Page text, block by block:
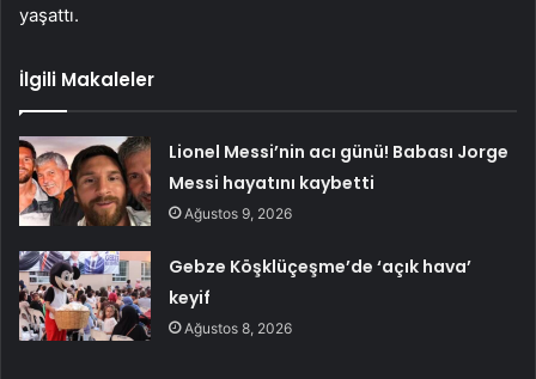
yaşattı.
İlgili Makaleler
Lionel Messi’nin acı günü! Babası Jorge
Messi hayatını kaybetti
Ağustos 9, 2026
Gebze Köşklüçeşme’de ‘açık hava’
keyif
Ağustos 8, 2026